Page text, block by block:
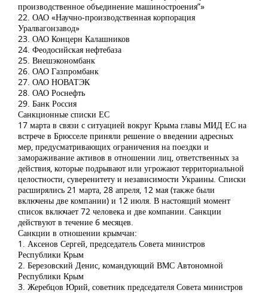
производственное объединение машиностроения”»
22. ОАО «Научно-производственная корпорация
Уралвагонзавод»
23. ОАО Концерн Калашников
24. Феодосийская нефтебаза
25. Внешэкономбанк
26. ОАО Газпромбанк
27. ОАО НОВАТЭК
28. ОАО Роснефть
29. Банк Россия
Санкционные списки ЕС
17 марта в связи с ситуацией вокруг Крыма главы МИД ЕС на
встрече в Брюсселе приняли решение о введении адресных
мер, предусматривающих ограничения на поездки и
замораживание активов в отношении лиц, ответственных за
действия, которые подрывают или угрожают территориальной
целостности, суверенитету и независимости Украины. Списки
расширялись 21 марта, 28 апреля, 12 мая (также были
включены две компании) и 12 июля. В настоящий момент
список включает 72 человека и две компании. Санкции
действуют в течение 6 месяцев.
Санкции в отношении крымчан:
1. Аксенов Сергей, председатель Совета министров
Республики Крым
2. Березовский Денис, командующий ВМС Автономной
Республики Крым
3. Жеребцов Юрий, советник председателя Совета министров